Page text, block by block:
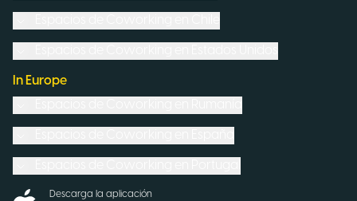
In Europe
Descarga la aplicación